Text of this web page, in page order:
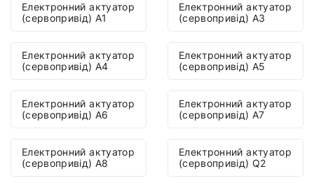
Електронний актуатор
(сервопривід) A1
Електронний актуатор
(сервопривід) A3
Електронний актуатор
(сервопривід) A4
Електронний актуатор
(сервопривід) A5
Електронний актуатор
(сервопривід) A6
Електронний актуатор
(сервопривід) A7
Електронний актуатор
(сервопривід) A8
Електронний актуатор
(сервопривід) Q2